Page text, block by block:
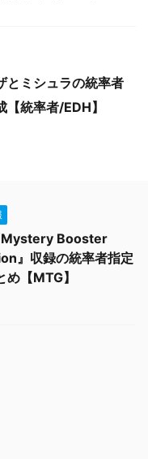
とミシュラの統率者
統率者/EDH】
Mystery Booster
』収録の統率者指定
【MTG】